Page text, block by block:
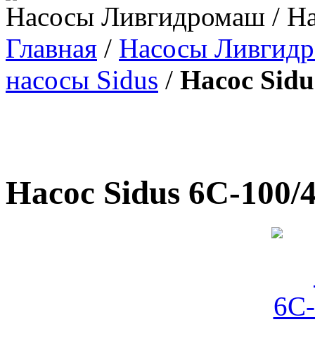
Насосы Ливгидромаш /
Главная / Насосы
насосы Sidus / Насос
Насос Sidus 6С-100/